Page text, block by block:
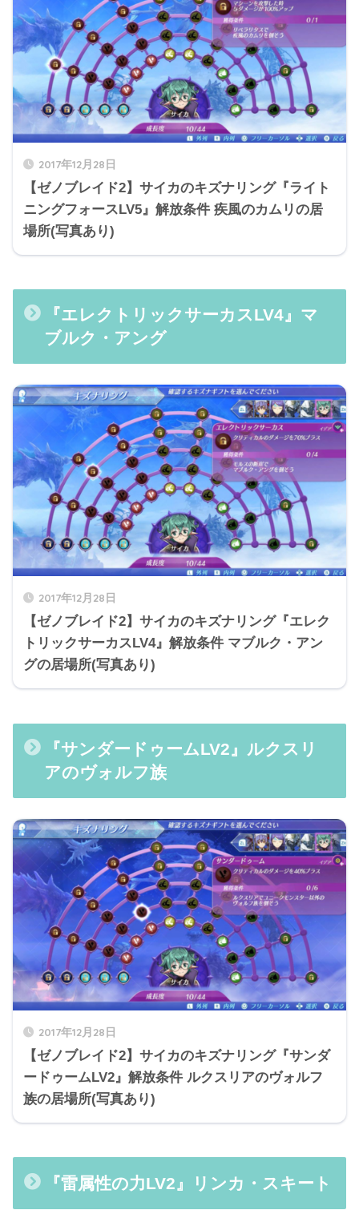
2017年12月28日
【ゼノブレイド2】サイカのキズナリング『ライト
ニングフォースLV5』解放条件 疾風のカムリの居
場所(写真あり)
『エレクトリックサーカスLV4』マ
ブルク・アング
2017年12月28日
【ゼノブレイド2】サイカのキズナリング『エレク
トリックサーカスLV4』解放条件 マブルク・アン
グの居場所(写真あり)
『サンダードゥームLV2』ルクスリ
アのヴォルフ族
2017年12月28日
【ゼノブレイド2】サイカのキズナリング『サンダ
ードゥームLV2』解放条件 ルクスリアのヴォルフ
族の居場所(写真あり)
『雷属性の力LV2』リンカ・スキート